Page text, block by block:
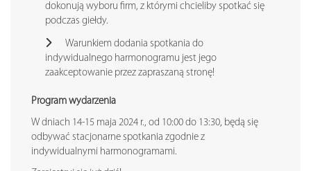
dokonują wyboru firm, z którymi chcieliby spotkać się
podczas giełdy.
Warunkiem dodania spotkania do
indywidualnego harmonogramu jest jego
zaakceptowanie przez zapraszaną stronę!
Program wydarzenia
W dniach 14-15 maja 2024 r., od 10:00 do 13:30, będą się
odbywać stacjonarne spotkania zgodnie z
indywidualnymi harmonogramami.